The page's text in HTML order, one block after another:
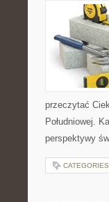
przeczytać
Południowej.
perspektywy